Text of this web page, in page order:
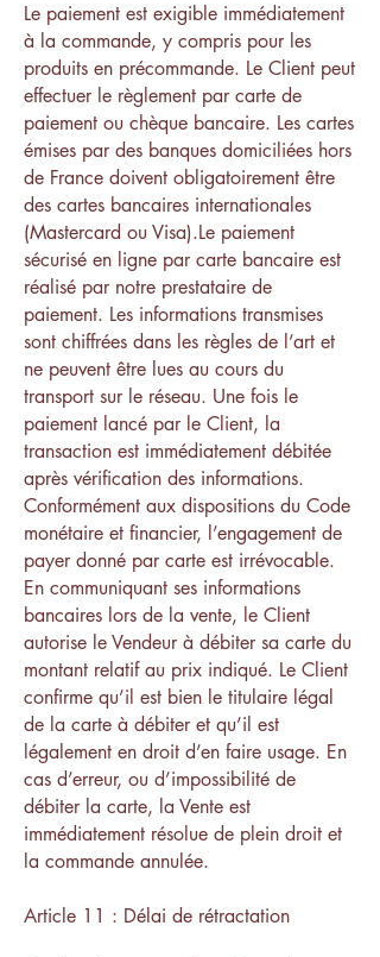
Le paiement est exigible immédiatement
à la commande, y compris pour les
produits en précommande. Le Client peut
effectuer le règlement par carte de
paiement ou chèque bancaire. Les cartes
émises par des banques domiciliées hors
de France doivent obligatoirement être
des cartes bancaires internationales
(Mastercard ou Visa).Le paiement
sécurisé en ligne par carte bancaire est
réalisé par notre prestataire de
paiement. Les informations transmises
sont chiffrées dans les règles de l’art et
ne peuvent être lues au cours du
transport sur le réseau. Une fois le
paiement lancé par le Client, la
transaction est immédiatement débitée
après vérification des informations.
Conformément aux dispositions du Code
monétaire et financier, l’engagement de
payer donné par carte est irrévocable.
En communiquant ses informations
bancaires lors de la vente, le Client
autorise le Vendeur à débiter sa carte du
montant relatif au prix indiqué. Le Client
confirme qu’il est bien le titulaire légal
de la carte à débiter et qu’il est
légalement en droit d’en faire usage. En
cas d’erreur, ou d’impossibilité de
débiter la carte, la Vente est
immédiatement résolue de plein droit et
la commande annulée.
Article 11 : Délai de rétractation